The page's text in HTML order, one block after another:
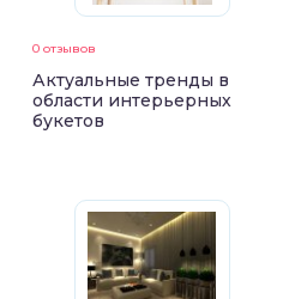
0 отзывов
Актуальные тренды в
области интерьерных
букетов